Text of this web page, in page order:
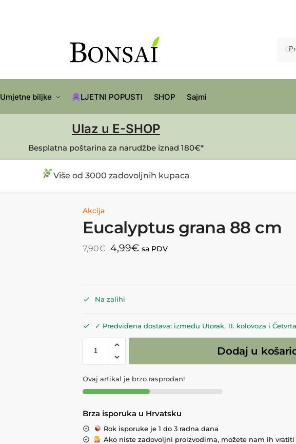
Umjetne biljke LJETNI POPUSTI SHOP Sajmi
Ulaz u E-SHOP
Besplatna poštarina za narudžbe iznad 180€*
Više od 3000 zadovoljnih kupaca
Akcija
Eucalyptus grana 88 cm
7,90€ 4,99€ sa PDV
Na zalihi
✓ Predviđena dostava: između Utorak, 11. kolovoza i
Dodaj u
Ovaj artikal je brzo rasprodan!
Brza isporuka u Hrvatsku
Rok isporuke je 1 do 3 radna dana
Ako niste zadovoljni proizvodima, možete nam ih vratiti